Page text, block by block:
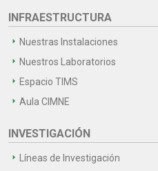
INFRAESTRUCTURA
Nuestras Instalaciones
Nuestros Laboratorios
Espacio TIMS
Aula CIMNE
INVESTIGACIÓN
Líneas de Investigación